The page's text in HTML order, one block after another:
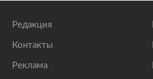
Редакция
Контакты
Реклама